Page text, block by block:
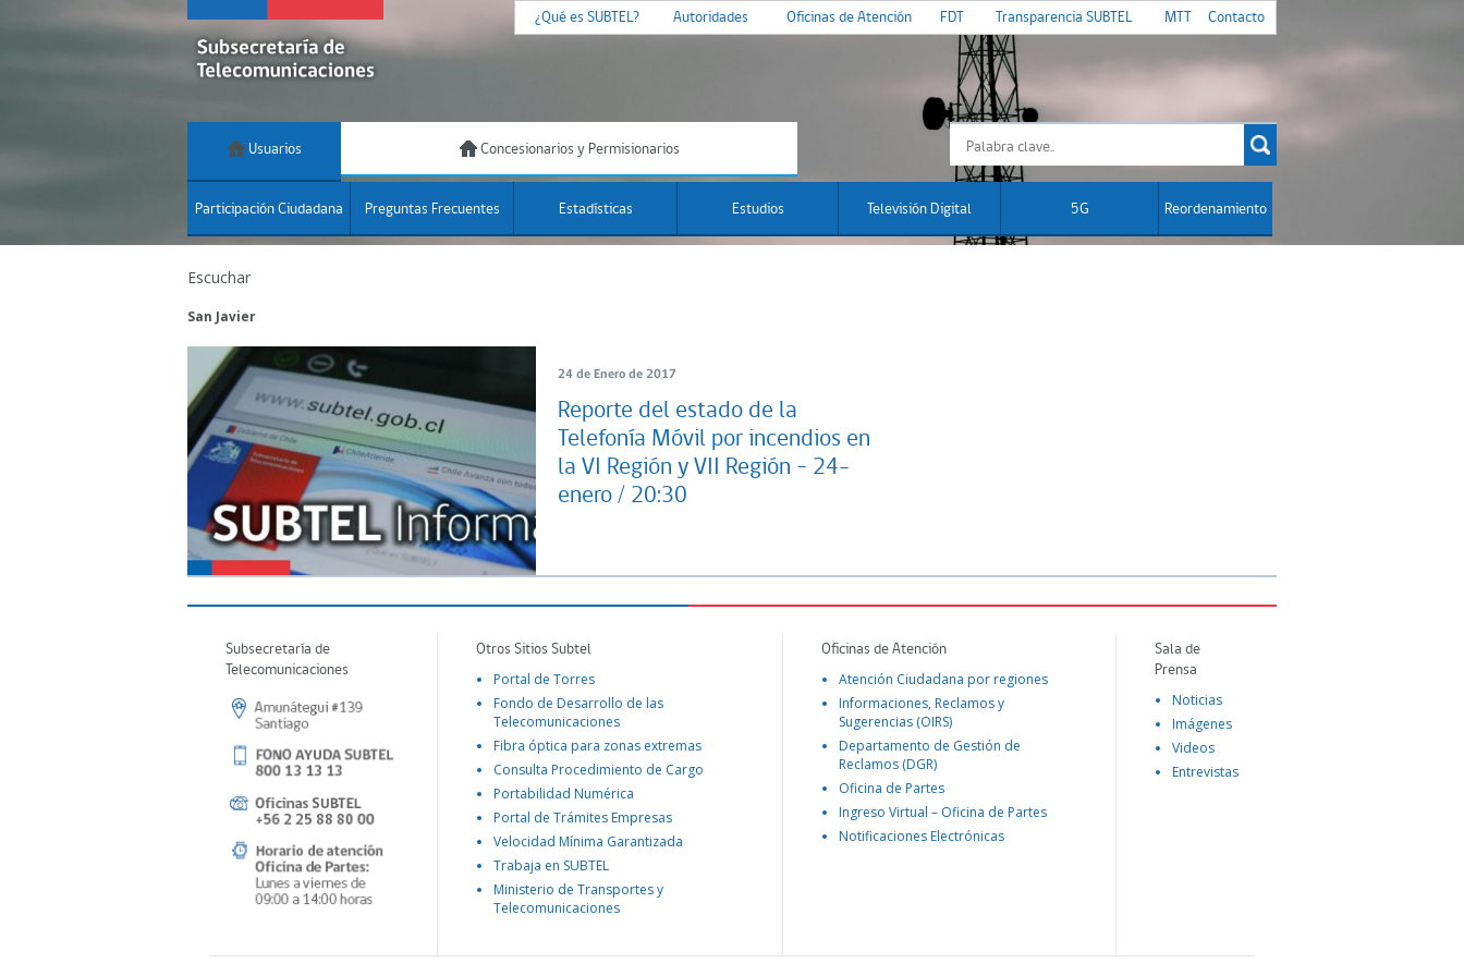
¿Qué es SUBTEL? Autoridades Oficinas de Atención FDT Transparencia SUBTEL MTT Contacto
Usuarios Concesionarios y Permisionarios
Participación Ciudadana Preguntas Frecuentes Estadísticas Estudios Televisión Digital 5G Reordenamiento
Escuchar
San Javier
24 de Enero de 2017
Reporte del estado de la
Telefonía Móvil por incendios en
la VI Región y VII Región – 24-
enero / 20:30
Subsecretaría de
Telecomunicaciones
Otros Sitios Subtel
Portal de Torres
Fondo de Desarrollo de las
Telecomunicaciones
Fibra óptica para zonas extremas
Consulta Procedimiento de Cargo
Portabilidad Numérica
Portal de Trámites Empresas
Velocidad Mínima Garantizada
Trabaja en SUBTEL
Ministerio de Transportes y
Telecomunicaciones
Oficinas de Atención
Atención Ciudadana por regiones
Informaciones, Reclamos y
Sugerencias (OIRS)
Departamento de Gestión de
Reclamos (DGR)
Oficina de Partes
Ingreso Virtual – Oficina de Partes
Notificaciones Electrónicas
Sala de
Prensa
Noticias
Imágenes
Videos
Entrevistas